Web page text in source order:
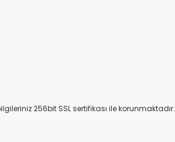
256bit SSL sertifikası ile korunmaktadır.